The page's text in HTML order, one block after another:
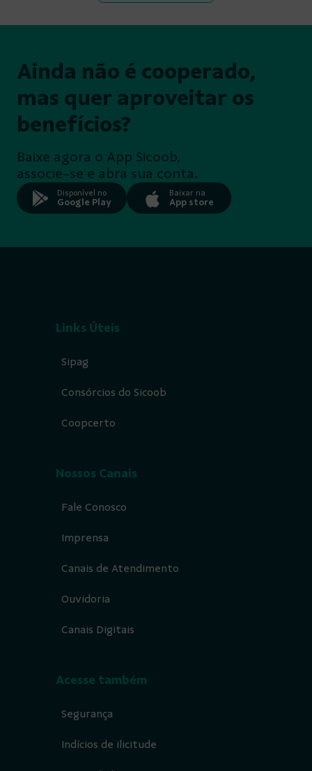
Ainda não é cooperado,
mas quer aproveitar os
benefícios?
Baixe agora o App Sicoob,
associe-se e abra sua conta.
Disponível no
Google Play
Baixar na
App store
Links Úteis
Sipag
Consórcios do Sicoob
Coopcerto
Nossos Canais
Fale Conosco
Imprensa
Canais de Atendimento
Ouvidoria
Canais Digitais
Acesse também
Segurança
Indícios de ilicitude